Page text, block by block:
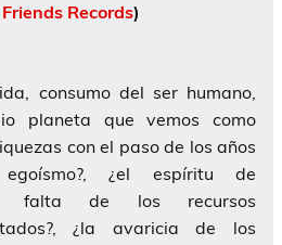
Records)
consumo del ser humano,
planeta que vemos como
con el paso de los años
¿el espíritu de
falta de los recursos
¿la avaricia de los